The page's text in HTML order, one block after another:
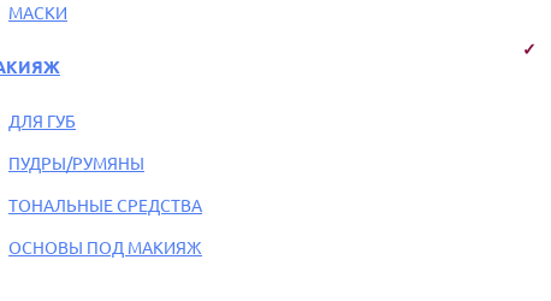
МАСКИ
ДЛЯ ГУБ
ПУДРЫ/РУМЯНЫ
ТОНАЛЬНЫЕ СРЕДСТВА
ОСНОВЫ ПОД МАКИЯЖ